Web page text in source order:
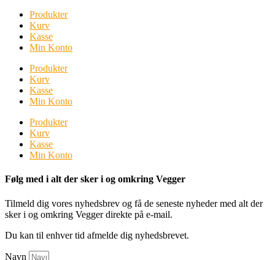
Produkter
Kurv
Kasse
Min Konto
Produkter
Kurv
Kasse
Min Konto
Produkter
Kurv
Kasse
Min Konto
Følg med i alt der sker i og omkring Vegger
Tilmeld dig vores nyhedsbrev og få de seneste nyheder med alt der
sker i og omkring Vegger direkte på e-mail.
Du kan til enhver tid afmelde dig nyhedsbrevet.
Navn